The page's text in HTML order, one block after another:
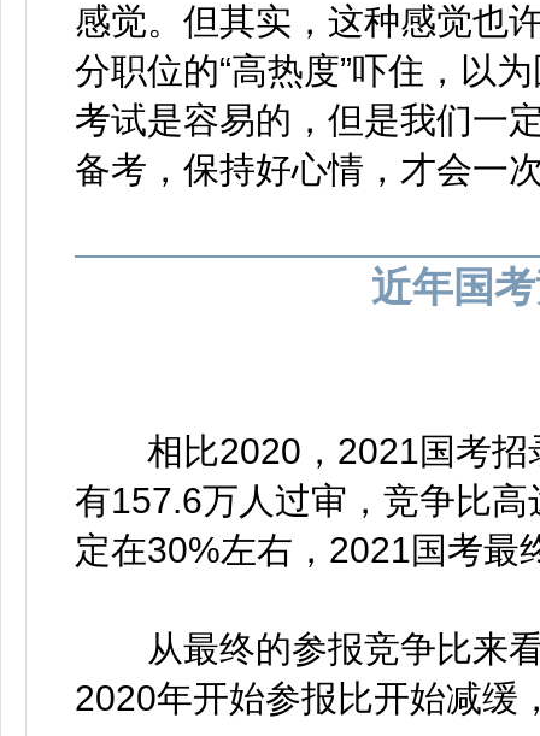
感觉。但其实，这种感觉也
分职位的“高热度”吓住，以
考试是容易的，但是我们一
备考，保持好心情，才会一
近年国
相比2020，2021国考招
有157.6万人过审，竞争比
定在30%左右，2021国考最
从最终的参报竞争比来看
2020年开始参报比开始减缓